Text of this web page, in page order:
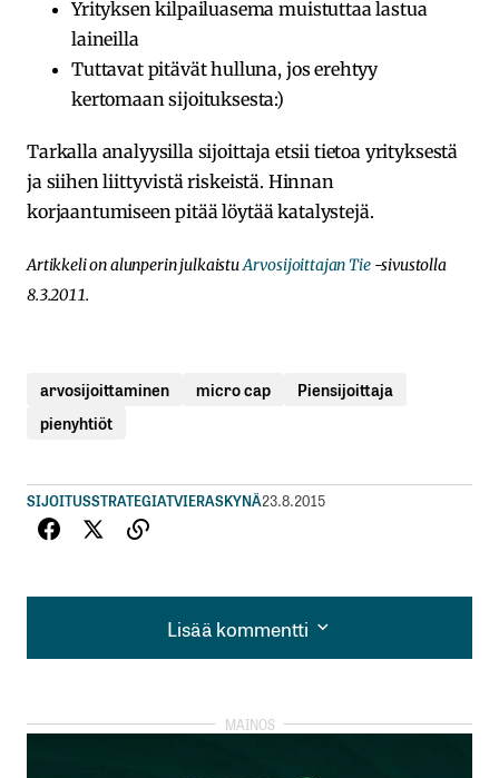
Yrityksen kilpailuasema muistuttaa lastua
laineilla
Tuttavat pitävät hulluna, jos erehtyy
kertomaan sijoituksesta:)
Tarkalla analyysilla sijoittaja etsii tietoa yrityksestä
ja siihen liittyvistä riskeistä. Hinnan
korjaantumiseen pitää löytää katalystejä.
Artikkeli on alunperin julkaistuArvosijoittajan Tie-sivustolla
8.3.2011.
arvosijoittaminen micro cap
Piensijoittaja
pienyhtiöt
SIJOITUSSTRATEGIATVIERASKYNÄ23.8.2015
Lisää kommentti
Lisää kommentti
kirjautua